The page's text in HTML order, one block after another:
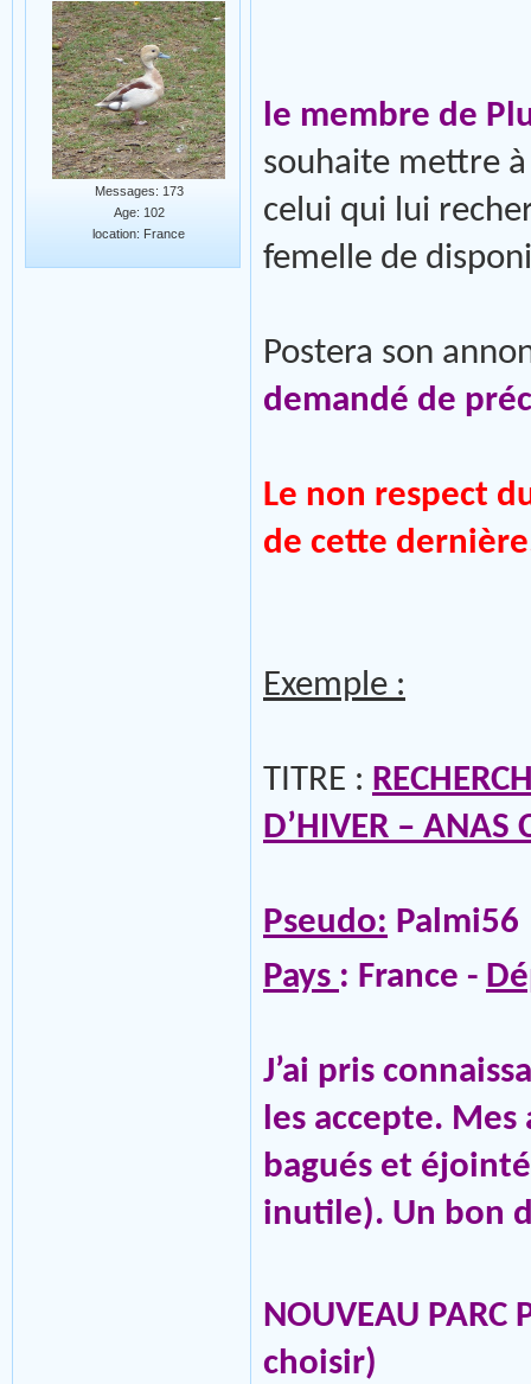
Messages: 173
Age: 102
location: France
le membre de
souhaite mettre à
celui qui lui
femelle de
Postera son
demandé de
Le non respect
de cette
Exemple :
TITRE :
D’HIVER – ANAS
Pseudo: Palmi56
Pays : France -
J’ai pris
les accepte.
bagués et
inutile). Un bon
NOUVEAU PARC
choisir)